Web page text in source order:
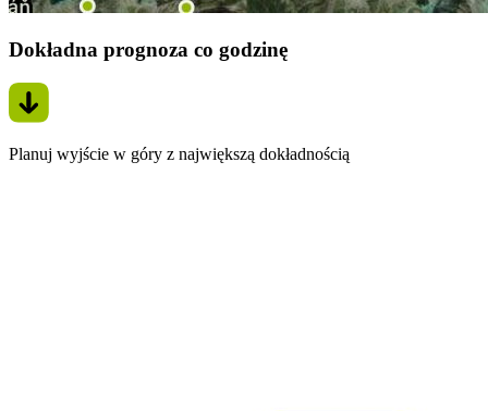
Dokładna prognoza co godzinę
Planuj wyjście w góry z największą dokładnością